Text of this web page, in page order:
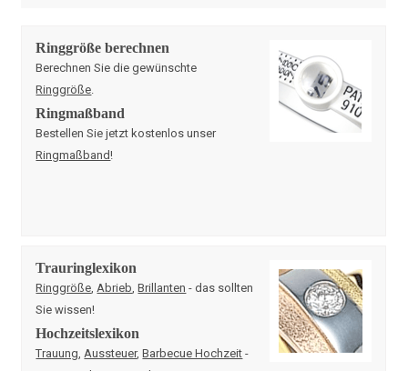
Ringgröße berechnen
Berechnen Sie die gewünschte
Ringgröße
Ringmaßband
Bestellen Sie jetzt kostenlos unser
Ringmaßband!
Trauringlexikon
Ringgröße Abrieb ,Brillanten - das sollten
Sie wissen!
Hochzeitslexikon
Trauung Aussteuer,Barbecue Hochzeit -